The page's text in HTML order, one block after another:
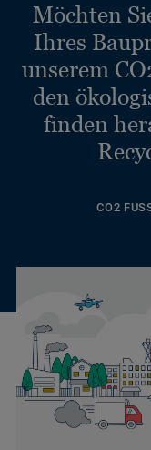
Möchten
Ihres
unserem
den
finden
CO2